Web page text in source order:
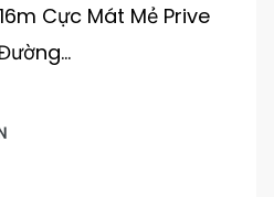
Cực Mát Mẻ Prive